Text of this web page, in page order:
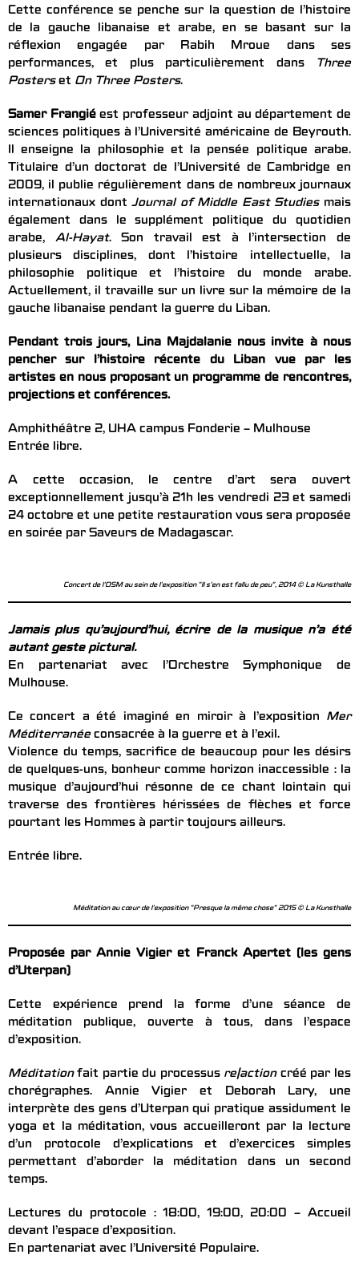
Cette conférence se penche sur la question de l’histoire
de la gauche libanaise et arabe, en se basant sur la
réflexion engagée par Rabih Mroue dans ses
performances, et plus particulièrement dans
Three
Posterset On Three Posters.
Samer Frangiéest professeur adjoint au département de
sciences politiques à l’Université américaine de Beyrouth.
Il enseigne la philosophie et la pensée politique arabe.
Titulaire d’un doctorat de l’Université de Cambridge en
2009, il publie régulièrement dans de nombreux journaux
internationaux dontJournal of Middle East Studies mais
également dans le supplément politique du quotidien
arabe, Al-Hayat. Son travail est à l’intersection de
plusieurs disciplines, dont l’histoire intellectuelle, la
philosophie politique et l’histoire du monde arabe.
Actuellement, il travaille sur un livre sur la mémoire de la
gauche libanaise pendant la guerre du Liban.
Pendant trois jours, Lina Majdalanie nous invite à nous
pencher sur l’histoire récente du Liban vue par les
artistes en nous proposantun programme de rencontres,
projections et conférences.
Amphithéâtre 2, UHA campus Fonderie – Mulhouse
Entrée libre.
A cette occasion, le centre d’art sera ouvert
exceptionnellement jusqu’à 21h les vendredi 23 et samedi
24 octobre et une petite restauration vous sera proposée
en soirée par Saveurs de Madagascar.
Concert de l'OSM au sein de l'exposition "Il s'en est fallu de peu", 2014 © La Kunsthalle
Jamais plus qu’aujourd’hui, écrire de la musique n’a été
autant geste pictural.
En partenariat avec l’Orchestre Symphonique de
Mulhouse.
Ce concert a été imaginé en miroir à l’exposition Mer
Méditerranéeconsacrée à la guerre et à l’exil.
Violence du temps, sacrifice de beaucoup pour les désirs
de quelques-uns, bonheur comme horizon inaccessible : la
musique d’aujourd’hui résonne de ce chant lointain qui
traverse des frontières hérissées de flèches et force
pourtant les Hommes à partir toujours ailleurs.
Entrée libre.
Méditation au cœur de l'exposition "Presque la même chose" 2015 © La Kunsthalle
Proposée par Annie Vigier et Franck Apertet (les gens
d’Uterpan)
Cette expérience prend la forme d’une séance de
méditation publique, ouverte à tous, dans l’espace
d’exposition.
Méditationfait partie du processus re|action créé par les
chorégraphes. Annie Vigier et Deborah Lary, une
interprète des gens d’Uterpan qui pratique assidument le
yoga et la méditation, vous accueilleront par la lecture
d’un protocole d’explications et d’exercices simples
permettant d’aborder la méditation dans un second
temps.
Lectures du protocole : 18:00, 19:00, 20:00 – Accueil
devant l’espace d’exposition.
En partenariat avec l’Université Populaire.